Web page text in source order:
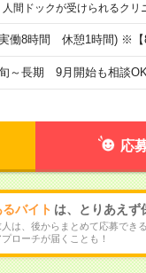
間ドックが受けられるクリ
働8時間 休憩1時間) ※【
旬～長期 9月開始も相談
応
バイト は、とりあえず
は、後からまとめて応募できる
ローチが届くことも！